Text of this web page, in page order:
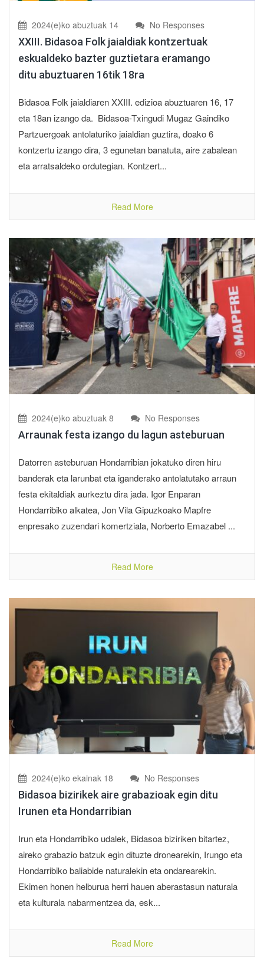
2024(e)ko abuztuak 14 No Responses
XXIII. Bidasoa Folk jaialdiak kontzertuak
eskualdeko bazter guztietara eramango
ditu abuztuaren 16tik 18ra
Bidasoa Folk jaialdiaren XXIII. edizioa abuztuaren 16, 17
eta 18an izango da. Bidasoa-Txingudi Mugaz Gaindiko
Partzuergoak antolaturiko jaialdian guztira, doako 6
kontzertu izango dira, 3 egunetan banatuta, aire zabalean
eta arratsaldeko ordutegian. Kontzert...
Read More
2024(e)ko abuztuak 8 No Responses
Arraunak festa izango du lagun asteburuan
Datorren asteburuan Hondarribian jokatuko diren hiru
banderak eta larunbat eta iganderako antolatutako arraun
festa ekitaldiak aurkeztu dira jada. Igor Enparan
Hondarribiko alkatea, Jon Vila Gipuzkoako Mapfre
enpresako zuzendari komertziala, Norberto Emazabel ...
Read More
2024(e)ko ekainak 18 No Responses
Bidasoa bizirikek aire grabazioak egin ditu
Irunen eta Hondarribian
Irun eta Hondarribiko udalek, Bidasoa biziriken bitartez,
aireko grabazio batzuk egin dituzte dronearekin, Irungo eta
Hondarribiko baliabide naturalekin eta ondarearekin.
Ekimen honen helburua herri hauen aberastasun naturala
eta kulturala nabarmentzea da, esk...
Read More